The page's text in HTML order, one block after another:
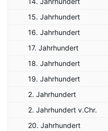
15. Jahrhundert
16. Jahrhundert
17. Jahrhundert
18. Jahrhundert
19. Jahrhundert
2. Jahrhundert
2. Jahrhundert v.Chr.
20. Jahrhundert